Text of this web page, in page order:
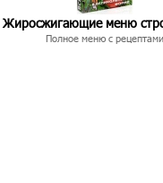
Жиросжигающие меню
Полное меню с рецептами